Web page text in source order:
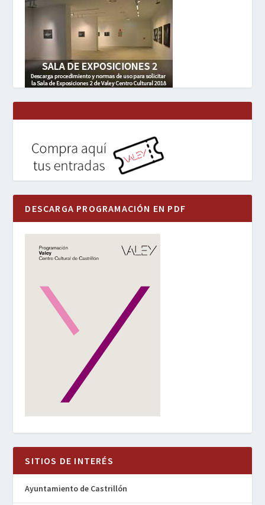
DESCARGA PROGRAMACIÓN EN PDF
SITIOS DE INTERÉS
Ayuntamiento de Castrillón